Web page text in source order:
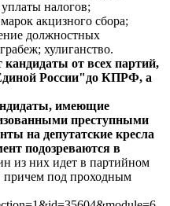
налогов;
акцизного сбора;
должностных
хулиганство.
от всех партий,
России"до КПРФ, а
имеющие
преступными
на депутатские кресла
подозреваются в
из них идет в партийном
причем под проходным